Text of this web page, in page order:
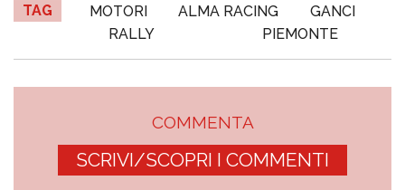
TAG MOTORI ALMA RACING
GANCI
RALLY
PIEMONTE
COMMENTA
SCRIVI/SCOPRI I COMMENTI